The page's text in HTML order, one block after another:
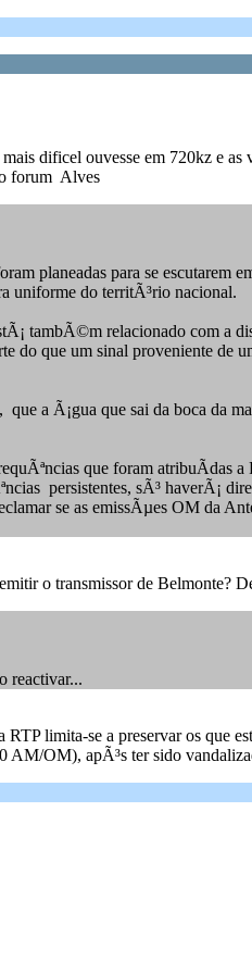
dificel ouvesse em 720kz e as
o forum Alves
para se escutarem
uniforme do territÃ³rio nacional.
tambÃ©m relacionado com a
que um sinal proveniente de
a Ã¡gua que sai da boca da
que foram atribuÃ­das a
persistentes, sÃ³ haverÃ¡
se as emissÃµes OM da
o transmissor de Belmonte?
reactivar...
limita-se a preservar os que
AM/OM), apÃ³s ter sido